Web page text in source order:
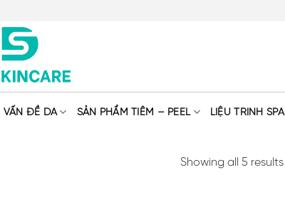
VẤN ĐỀ DA SẢN PHẨM TIÊM – PEEL LIỆU TRÌNH SPA
Showing all 5 results